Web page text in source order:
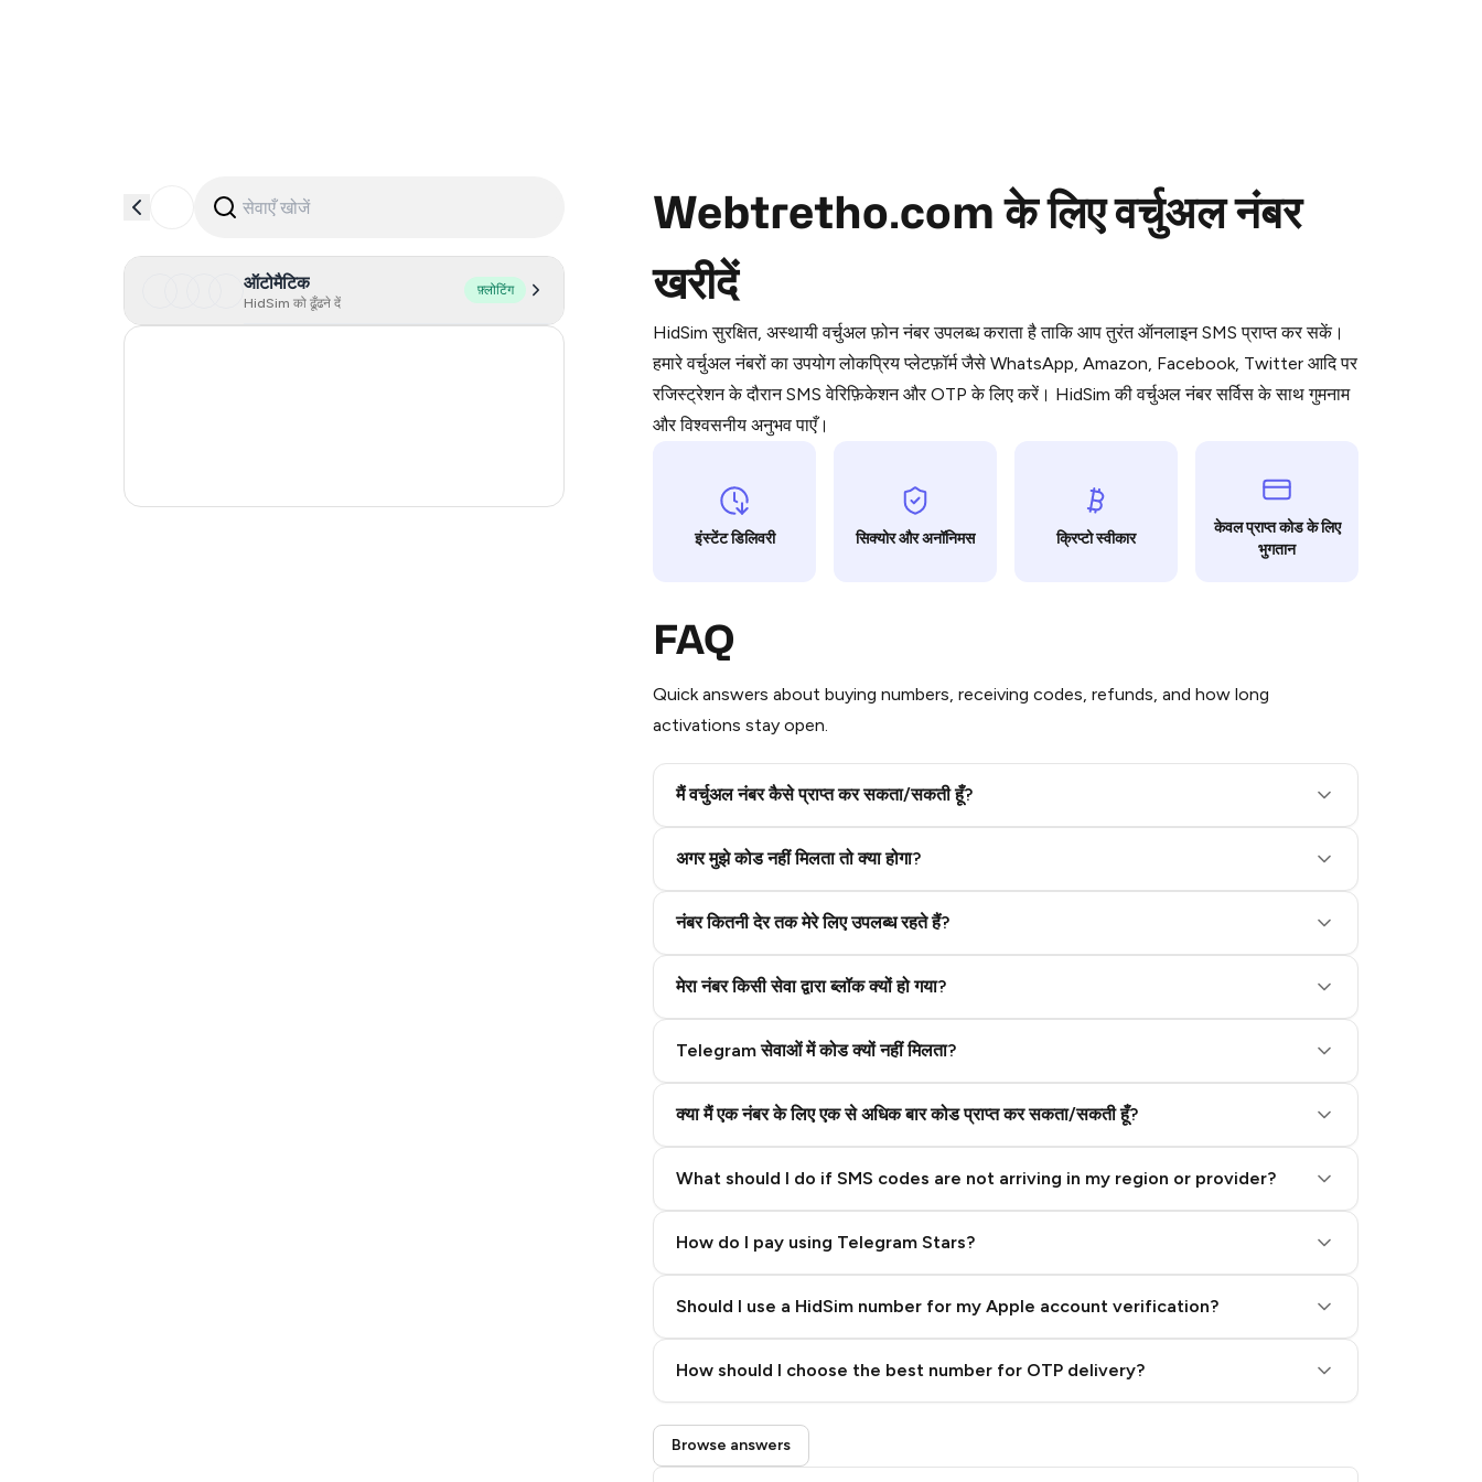
ऑटोमैटिक
HidSim को ढूँढने दें
फ़्लोटिंग
Webtretho.com के लिए वर्चुअल नंबर
खरीदें
HidSim सुरक्षित, अस्थायी वर्चुअल फ़ोन नंबर उपलब्ध कराता है ताकि आप तुरंत ऑनलाइन SMS प्राप्त कर सकें।
हमारे वर्चुअल नंबरों का उपयोग लोकप्रिय प्लेटफ़ॉर्म जैसे WhatsApp, Amazon, Facebook, Twitter आदि पर
रजिस्ट्रेशन के दौरान SMS वेरिफ़िकेशन और OTP के लिए करें। HidSim की वर्चुअल नंबर सर्विस के साथ गुमनाम
और विश्वसनीय अनुभव पाएँ।
इंस्टेंट डिलिवरी सिक्योर और अनॉनिमस क्रिप्टो स्वीकार
केवल प्राप्त कोड के लिए
भुगतान
FAQ
Quick answers about buying numbers, receiving codes, refunds, and how long
activations stay open.
मैं वर्चुअल नंबर कैसे प्राप्त कर सकता/सकती हूँ?
अगर मुझे कोड नहीं मिलता तो क्या होगा?
नंबर कितनी देर तक मेरे लिए उपलब्ध रहते हैं?
मेरा नंबर किसी सेवा द्वारा ब्लॉक क्यों हो गया?
Telegram सेवाओं में कोड क्यों नहीं मिलता?
क्या मैं एक नंबर के लिए एक से अधिक बार कोड प्राप्त कर सकता/सकती हूँ?
What should I do if SMS codes are not arriving in my region or provider?
How do I pay using Telegram Stars?
Purchasing credits through Telegram is a simple two-step process:
You purchase Stars via the official
Google Pay, Apple Pay, or other supported methods).
You use those Stars to pay our bot and complete the HidSim credit purchase.
Step 1: Create the order on HidSim
Step 3: Pay our bot with Stars
Should I use a HidSim number for my Apple account verification?
How should I choose the best number for OTP delivery?
Quality High To Low
Browse answers